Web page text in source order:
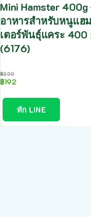
Mini Hamster 400g
อาหารสำหรับหนูแฮ
เตอร์พันธุ์แคระ 400
(6176)
฿200
฿192
ทัก LINE